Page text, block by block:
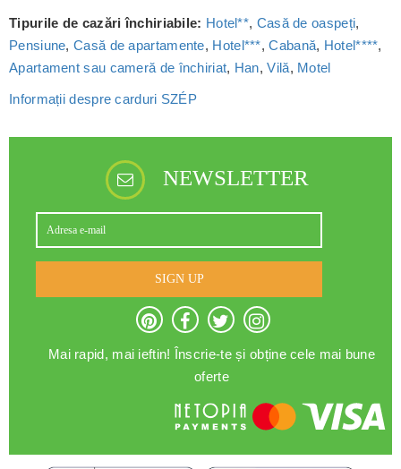
Tipurile de cazări închiriabile: Hotel**, Casă de oaspeți,
Pensiune,Casă de apartamente, Hotel***,Cabană, Hotel****,
Apartament sau cameră de închiriat, Han,Vilă, Motel
Informații despre carduri SZÉP
NEWSLETTER
SIGN UP
Mai rapid, mai ieftin! Înscrie-te și obține cele mai bune
oferte